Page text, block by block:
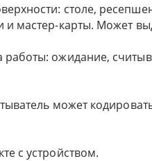
столе,
и мастер-карты. Может
ожидание,
может
с устройством.